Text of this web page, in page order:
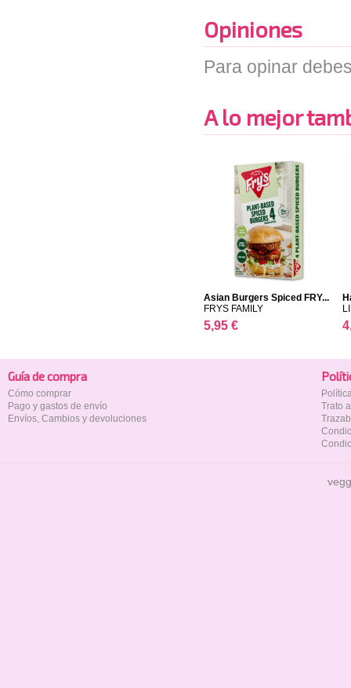
Opiniones
Para opinar
A lo mejor
Asian Burgers Spiced FRY...
FRYS FAMILY
5,95 €
Guía de compra
Cómo comprar
Pago y gastos de envío
Envíos, Cambios y devoluciones
Trato